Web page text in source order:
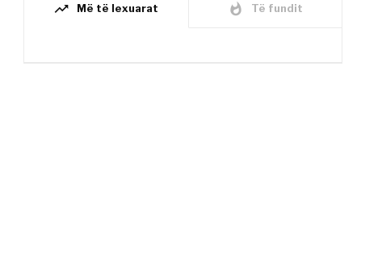
trending_up Më të lexuarat whatshot Të fundit